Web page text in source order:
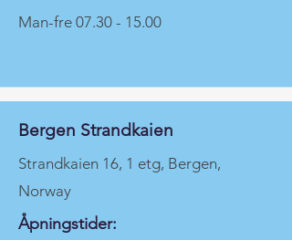
Man-fre 07.30 - 15.00
Bergen Strandkaien
Strandkaien 16, 1 etg, Bergen,
Norway
Åpningstider: